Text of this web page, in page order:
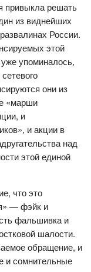
привыкла решать
из виднейших
России.
этой
упоминалось,
они из
«марши
и
и акции в
над
этой единой
что это
— фэйк и
фальшивка и
шалости.
обращение, и
и сомнительные